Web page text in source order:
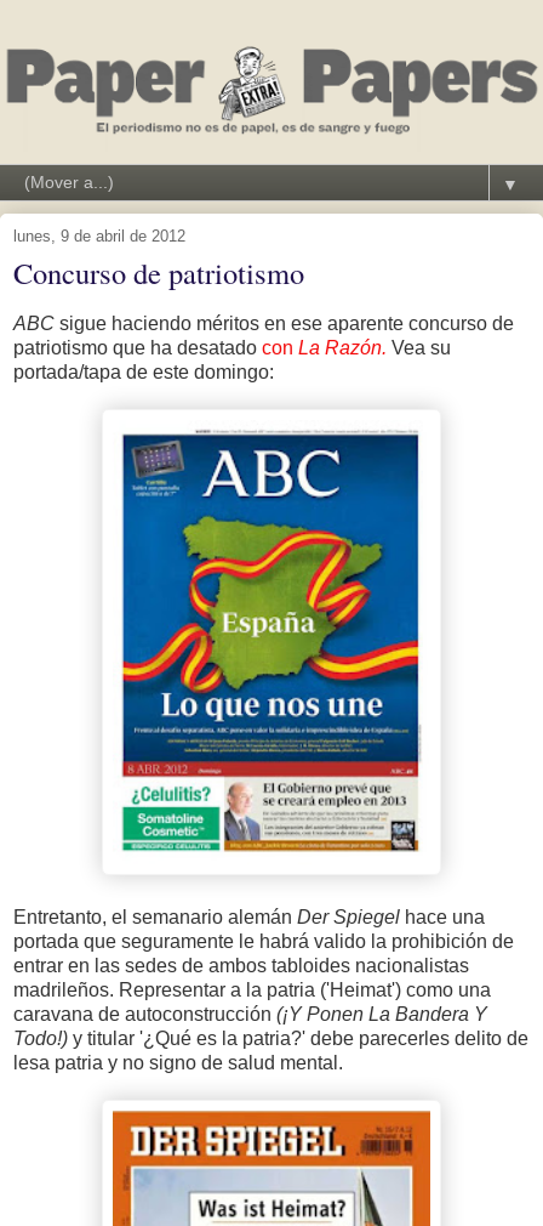
▼
lunes, 9 de abril de 2012
Concurso de patriotismo
ABC sigue haciendo méritos en ese aparente concurso de
patriotismo que ha desatado con La Razón. Vea su
portada/tapa de este domingo:
Entretanto, el semanario alemán Der Spiegel hace una
portada que seguramente le habrá valido la prohibición de
entrar en las sedes de ambos tabloides nacionalistas
madrileños. Representar a la patria ('Heimat') como una
caravana de autoconstrucción (¡Y Ponen La Bandera Y
Todo!) y titular '¿Qué es la patria?' debe parecerles delito de
lesa patria y no signo de salud mental.